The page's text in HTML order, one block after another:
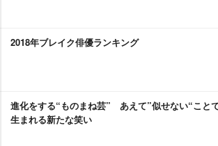
2018年ブレイク俳優ランキング
進化をする“ものまね芸” あえて”似せない“こと
生まれる新たな笑い